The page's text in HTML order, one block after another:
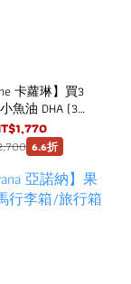
卡蘿琳】買3
魚油 DHA (30
式軟膠囊 rTG
型魚油6.6折